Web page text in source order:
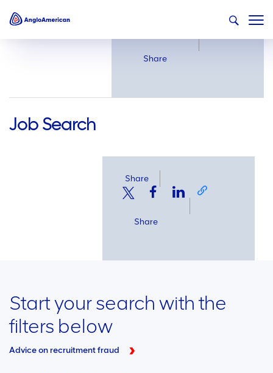
Share
Job Search
Share
Share
Start your search with the
filters below
Advice on recruitment fraud